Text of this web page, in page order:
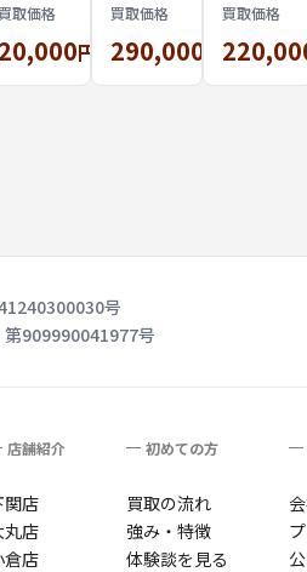
番は
モノグ
ムで
。
買取価格
20,000円
オン
ザゴー
MMを買
買取価格
290,000 円
アンプ
ラント
ライ
買取価格
号
909990041977号
店舗紹介
関店
丸店
倉店
初めての方
買取の流れ
強み・特徴
体験談を見る